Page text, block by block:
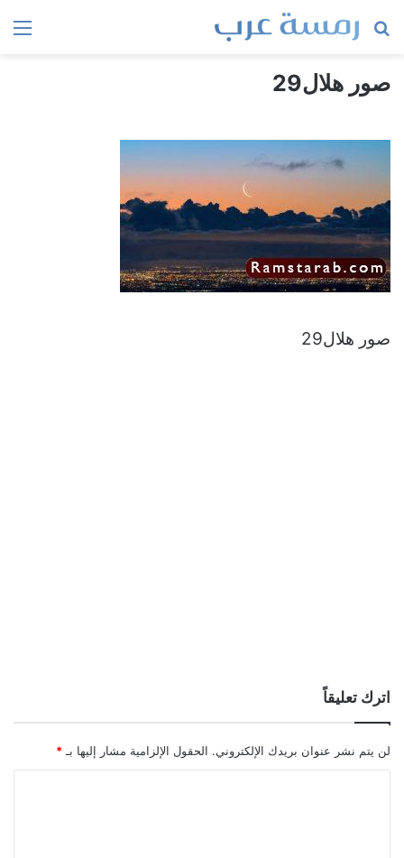
بحث
صور هلال29
صور هلال29
اترك تعليقاً
لن يتم نشر عنوان بريدك الإلكتروني. الحقول الإلزامية مشار إليها بـ *